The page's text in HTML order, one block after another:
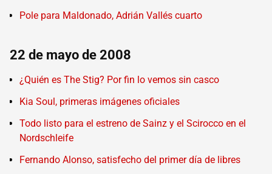
Pole para Maldonado, Adrián Vallés cuarto
22 de mayo de 2008
¿Quién es The Stig? Por fin lo vemos sin casco
Kia Soul, primeras imágenes oficiales
Todo listo para el estreno de Sainz y el Scirocco en el
Nordschleife
Fernando Alonso, satisfecho del primer día de libres